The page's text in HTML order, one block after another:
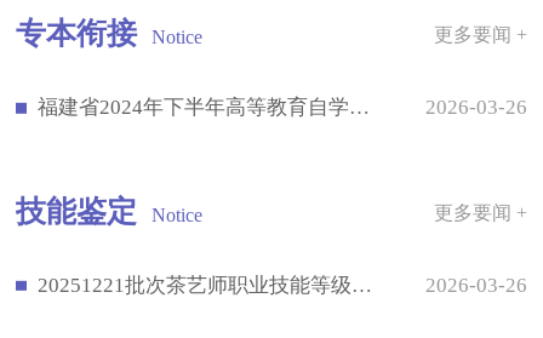
专本衔接 Notice 更多要闻 +
福建省2024年下半年高等教育自学考试成绩公布有关事宜的通告 2026-03-26
技能鉴定 Notice 更多要闻 +
20251221批次茶艺师职业技能等级认定成绩公示 2026-03-26